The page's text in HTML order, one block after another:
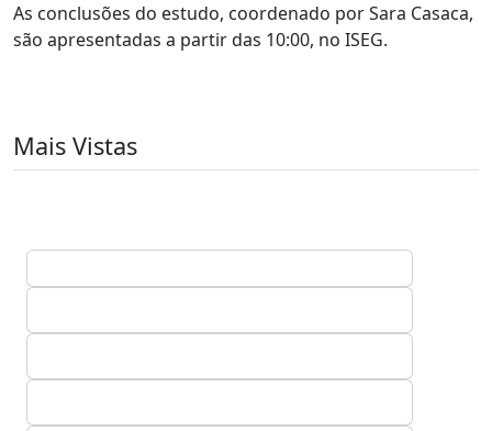
As conclusões do estudo, coordenado por Sara Casaca,
são apresentadas a partir das 10:00, no ISEG.
Mais Vistas